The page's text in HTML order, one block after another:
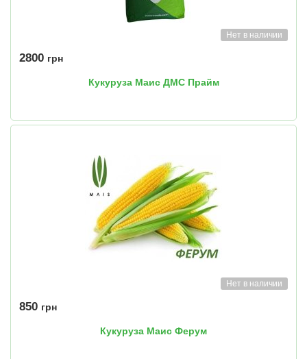
Нет в наличии
2800 грн
Кукуруза Маис ДМС Прайм
Нет в наличии
850 грн
Кукуруза Маис Ферум